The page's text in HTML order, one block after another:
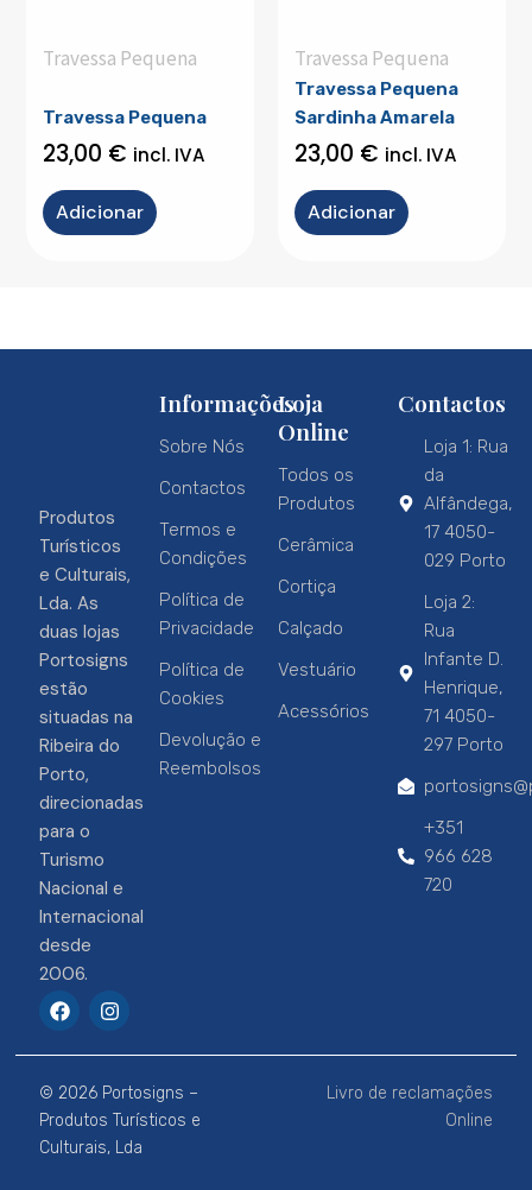
Travessa Pequena
Travessa Pequena
23,00 € incl. IVA
Adicionar
Travessa Pequena
Travessa Pequena
Sardinha Amarela
23,00 € incl. IVA
Adicionar
Produtos
Turísticos
e Culturais,
Lda. As
duas lojas
Portosigns
estão
situadas na
Ribeira do
Porto,
direcionadas
para o
Turismo
Nacional e
Internacional
desde
2006.
F
a
e
b
o
o
k
I
n
t
a
g
r
a
m
Informações
Sobre Nós
Contactos
Termos e
Condições
Política de
Privacidade
Política de
Cookies
Devolução e
Reembolsos
Loja
Online
Todos os
Produtos
Cerâmica
Cortiça
Calçado
Vestuário
Acessórios
Contactos
Loja 1: Rua
da
Alfândega,
17 4050-
029 Porto
Loja 2:
Rua
Infante D.
Henrique,
71 4050-
297 Porto
+351
966 628
720
© 2026 Portosigns –
Produtos Turísticos e
Culturais, Lda
Livro de reclamações
Online